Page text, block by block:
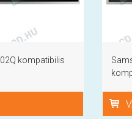
kompatibilis